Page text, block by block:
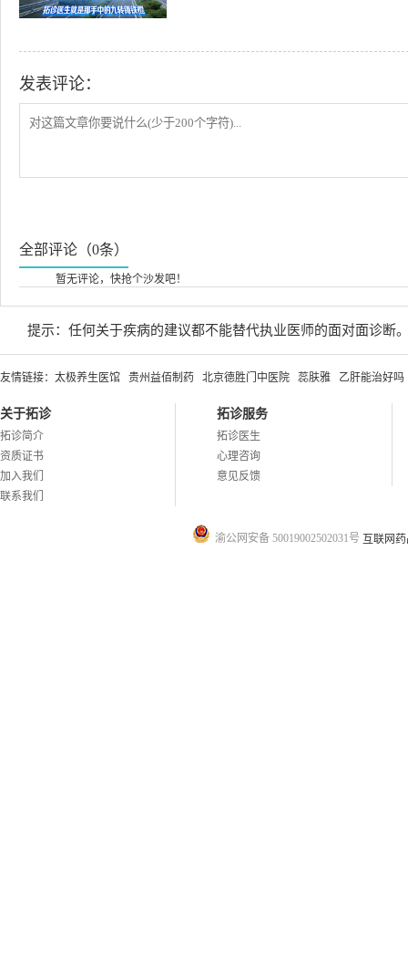
发表评论：
全部评论（0条）
暂无评论，快抢个沙发吧！
提示：任何关于疾病的建议都不能替代执业医师的面对面诊断
友情链接： 太极养生医馆 贵州益佰制药 北京德胜门中医院 蕊肤雅 乙肝能治好吗
关于拓诊
拓诊简介
资质证书
加入我们
联系我们
拓诊服务
拓诊医生
心理咨询
意见反馈
渝公网安备 50019002502031号 互联网